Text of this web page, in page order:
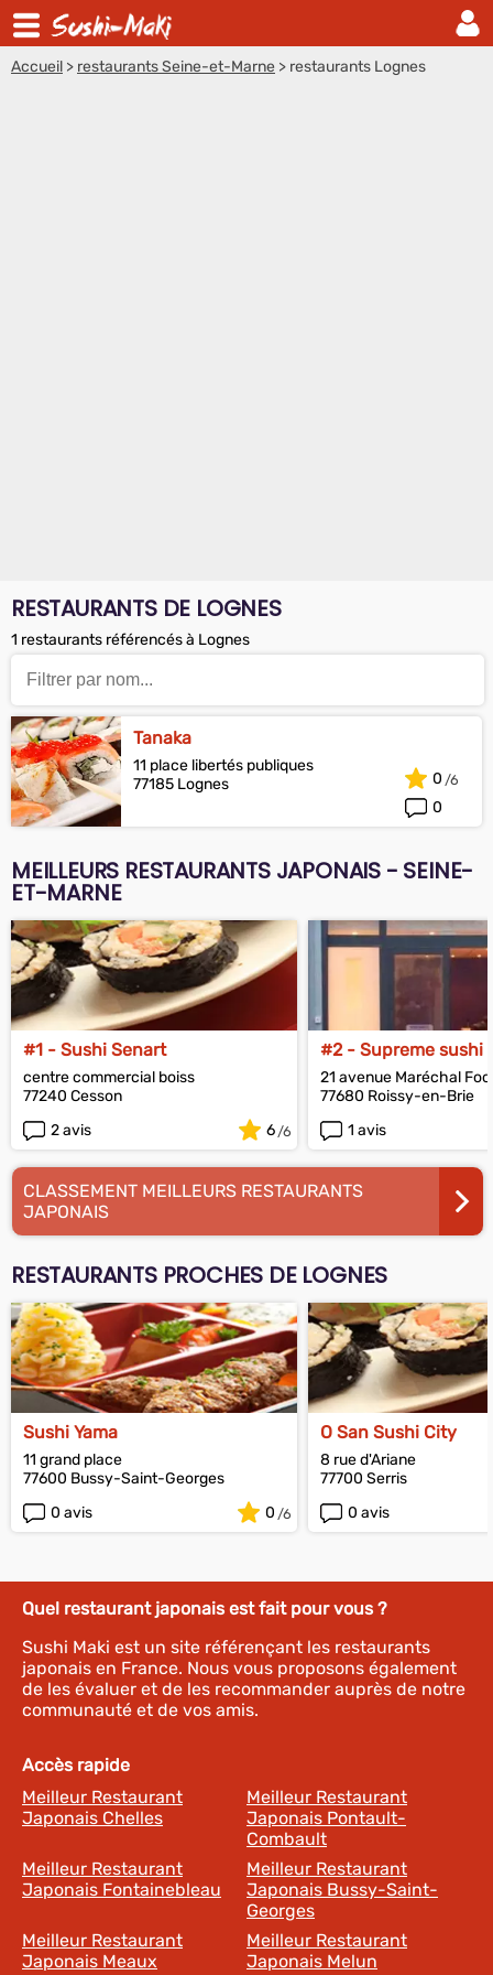
Accueil > restaurants Seine-et-Marne > restaurants Lognes
RESTAURANTS DE LOGNES
1 restaurants référencés à Lognes
Tanaka
11 place libertés publiques
77185 Lognes
0
0
MEILLEURS RESTAURANTS JAPONAIS - SEINE-
ET-MARNE
#1 - Sushi Senart
centre commercial boiss
77240 Cesson
2 avis
6
#2 - Supreme sushi
21 avenue Maréchal
77680 Roissy-en-Brie
1 avis
CLASSEMENT MEILLEURS RESTAURANTS
JAPONAIS
RESTAURANTS PROCHES DE LOGNES
Sushi Yama
11 grand place
77600 Bussy-Saint-Georges
0 avis
0
O San Sushi City
8 rue d'Ariane
77700 Serris
0 avis
Quel restaurant japonais est fait pour vous ?
Sushi Maki est un site référençant les restaurants
japonais en France. Nous vous proposons également
de les évaluer et de les recommander auprès de notre
communauté et de vos amis.
Accès rapide
Meilleur Restaurant
Japonais Chelles
Meilleur Restaurant
Japonais Pontault-
Combault
Meilleur Restaurant
Japonais Fontainebleau
Meilleur Restaurant
Japonais Bussy-Saint-
Georges
Meilleur Restaurant
Japonais Meaux
Meilleur Restaurant
Japonais Melun